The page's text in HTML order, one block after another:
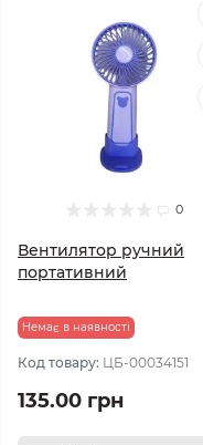
0
Вентилятор ручний
портативний
Немає в наявності
Код товару: ЦБ-00034151
135.00 грн